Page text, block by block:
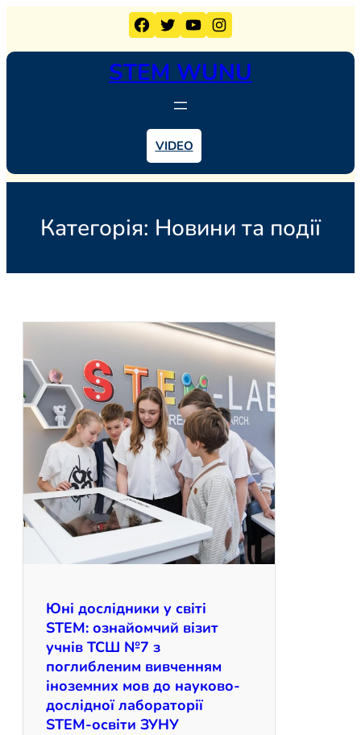
Facebook Twitter YouTube Instagram
STEM WUNU
VIDEO
Категорія: Новини та події
Юні дослідники у світі
STEM: ознайомчий візит
учнів ТСШ №7 з
поглибленим вивченням
іноземних мов до науково-
дослідної лабораторії
STEM-освіти ЗУНУ